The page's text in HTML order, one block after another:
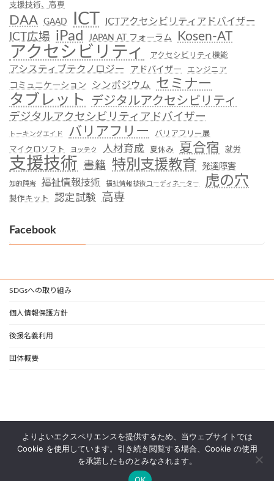
支援技術、高専
DAA GAAD ICT ICTアクセシビリティアドバイザー
ICT広場 iPad JAPAN AT フォーラム Kosen-AT
アクセシビリティ アクセシビリティ機能
アシスティブテクノロジー アドバイザー エンジニア
コミュニケーション シンポジウム セミナー
タブレット デジタルアクセシビリティ
デジタルアクセシビリティアドバイザー
トーキングエイド バリアフリー バリアフリー展
マイクロソフト ヨッテク 人材育成 夏休み 夏合宿 就労
支援技術 書籍 特別支援教育 発達障害
知的障害 福祉情報技術 福祉情報技術コーディネーター 虎の穴
製作キット 認定試験 高専
Facebook
SDGsへの取り組み
個人情報保護方針
後援名義利用
団体概要
Copyright © 一般社団法人 日本支援技術協会 All Rights Reserved.
WordPresswith Lightning Theme&VK All in One Expansion Unit
よりよいエクスペリエンスを提供するため、当ウェブサイトでは
Cookie を使用しています。引き続き閲覧する場合、Cookie の使用
を承諾したものとみなされます。